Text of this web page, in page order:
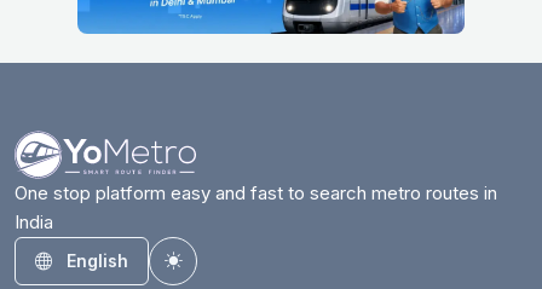
One stop platform easy and fast to search metro routes in
India
English
Toggle theme